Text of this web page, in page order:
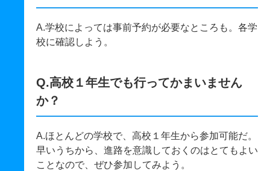
A.学校によっては事前予約が必要なところも。各学
校に確認しよう。
Q.高校１年生でも行ってかまいません
か？
A.ほとんどの学校で、高校１年生から参加可能だ。
早いうちから、進路を意識しておくのはとてもよい
ことなので、ぜひ参加してみよう。